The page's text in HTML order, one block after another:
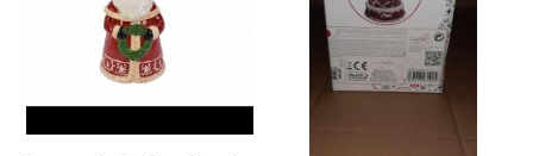
C/Albero
B.Natale